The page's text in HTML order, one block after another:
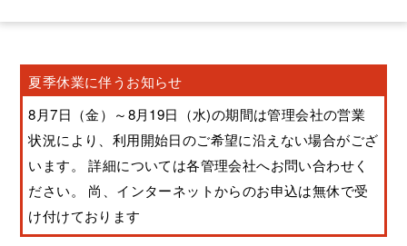
夏季休業に伴うお知らせ
8月7日（金）～8月19日（水)の期間は管理会社の営業
状況により、利用開始日のご希望に沿えない場合がござ
います。 詳細については各管理会社へお問い合わせく
ださい。 尚、インターネットからのお申込は無休で受
け付けております